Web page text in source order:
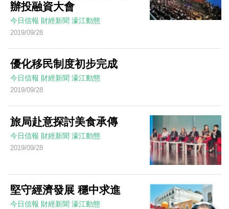
辦投融資大會
今日信報 財經新聞 濠江動態
2019/09/28
優化移民制度初步完成
今日信報 財經新聞 濠江動態
2019/09/28
旅局赴意探討美食承傳
今日信報 財經新聞 濠江動態
2019/09/28
堅守經濟發展 穩中求進
今日信報 財經新聞 濠江動態